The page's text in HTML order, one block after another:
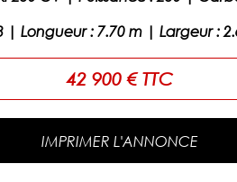
| Longueur: 7.70 m | Largeur:
42 900 € TTC
IMPRIMER L'ANNONCE